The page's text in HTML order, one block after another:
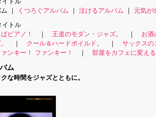
｜
くつろぐアルバム ｜ 泣けるアルバム ｜ 元気が
トル
ピアノ！
｜ 王道のモダン・ジャズ。 ｜ お酒
｜ クール＆ハードボイルド。 ｜ サックスの
ァンキー！ ファンキー！ ｜ 部屋をカフェに変える
ム
な時間をジャズとともに。